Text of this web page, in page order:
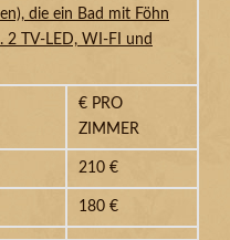
die ein Bad mit Föhn
2 TV-LED, WI-FI und
€ PRO
ZIMMER
210 €
180 €